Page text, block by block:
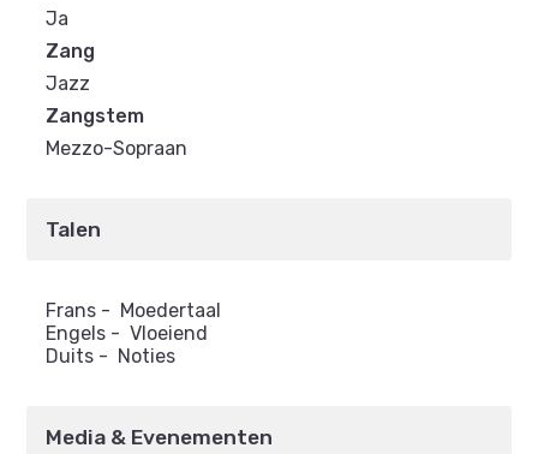
Ja
Zang
Jazz
Zangstem
Mezzo-Sopraan
Talen
Frans - Moedertaal
Engels -Vloeiend
Duits - Noties
Media & Evenementen